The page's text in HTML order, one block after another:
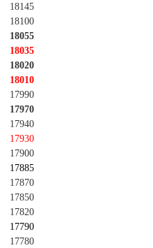
18145
18100
18055
18035
18020
18010
17990
17970
17940
17930
17900
17885
17870
17850
17820
17790
17780